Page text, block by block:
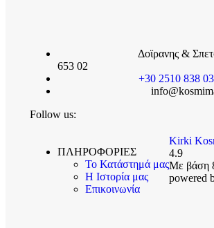
Δοϊρανης &
653 02
+30 2510 838
Follow us:
ΠΛΗΡΟΦΟΡΙΕΣ
Το Κατάστημά μας
Η Ιστορία μας
Επικοινωνία
Kirki
4.9
Με βάση
powered